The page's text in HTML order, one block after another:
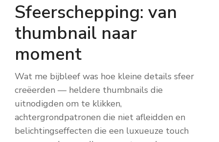
Sfeerschepping: van
thumbnail naar
moment
Wat me bijbleef was hoe kleine details sfeer
creëerden — heldere thumbnails die
uitnodigden om te klikken,
achtergrondpatronen die niet afleidden en
belichtingseffecten die een luxueuze touch